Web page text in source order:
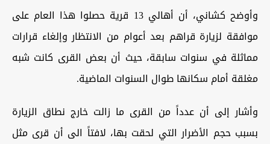
وأوضح كشاني، أن أهالي 13 قرية حصلوا هذا العام على
موافقة لزيارة قراهم بعد أعوام من الانتظار وإلغاء قرارات
مماثلة في سنوات سابقة، حيث أن بعض القرى كانت شبه
مغلقة أمام سكانها طوال السنوات الماضية.
وأشار إلى أن عدداً من القرى ما زالت خارج نطاق الزيارة
بسبب حجم الأضرار التي لحقت بها، لافتاً الى أن قرى مثل